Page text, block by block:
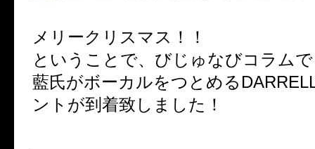
メリークリスマス！！
ということで、びじゅなびコラム
藍氏がボーカルをつとめる
ントが到着致しました！